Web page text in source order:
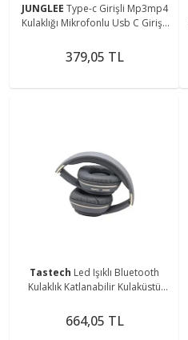
JUNGLEE Type-c Girişli Mp3mp4
Kulaklığı Mikrofonlu Usb C Girişli
379,05 TL
Tastech Led Işıklı Bluetooth
Kulaklık Katlanabilir Kulaküstü
Kart Aux Giriş
664,05 TL